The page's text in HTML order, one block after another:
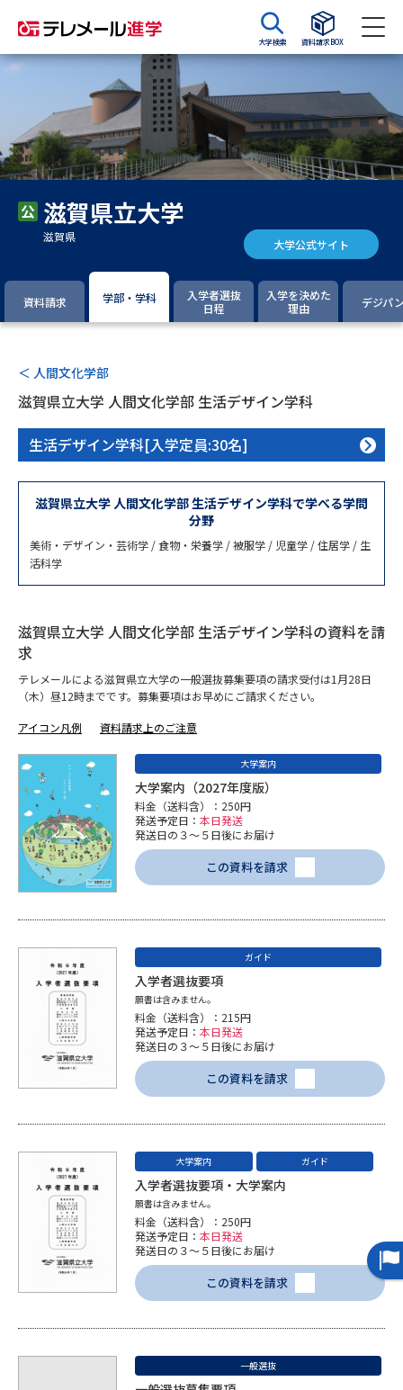
大学検索 資料請求BOX
資料請求 資料検索
大学・短大の資料種類から請求
大学パンフ
大学入学共通テスト利用選抜の
過去問題集
専門学校の資料請求 大学院の資料請求
留学・進学関連、塾・予備校
大学入学共通テスト「受験案
内」の請求
大学入学共通テスト「受験上の
配慮案内」の請求
高等学校卒業程度認定試験
幼稚園教員資格認定試験 小学校教員資格認定試験
大学研究 大学検索
新増設大学・学部・学科特集
国際・グローバルに強い大学特
集
データサイエンス特集 奨学金・特待生制度特集
デジタルパンフレット
（高3生用）
（高2生用）
SELFBRAND特集ページ
オープンキャンパスなどを調べる
オープンキャンパス検索 実施プログラムから探す
受験準備
志望校・出願校を調べる
併願校選び 受験スケジュールを立てよう
先輩が入学を決めた理由 テレメール全国一斉進学調査
滋賀県立大学
滋賀県 大学公式サイト
資料請求 学部・学科
入学者選抜
日程
入学を決めた
理由
デジパ
＜ 人間文化学部
滋賀県立大学 人間文化学部 生活デザイン学科
生活デザイン学科[入学定員:30名]
滋賀県立大学 人間文化学部 生活デザイン学科で学べる学問
分野
美術・デザイン・芸術学 / 食物・栄養学 / 被服学 / 児童学 / 住居学 / 生
活科学
滋賀県立大学 人間文化学部 生活デザイン学科の資料を請
求
テレメールによる滋賀県立大学の一般選抜募集要項の請求受付は1月28日
（木）昼12時までです。募集要項はお早めにご請求ください。
アイコン凡例 資料請求上のご注意
大学案内
大学案内（2027年度版）
料金（送料含）：250円
発送予定日： 本日発送
発送日の３～５日後にお届け
この資料を請求
ガイド
入学者選抜要項
願書は含みません。
料金（送料含）：215円
発送予定日： 本日発送
発送日の３～５日後にお届け
この資料を請求
大学案内 ガイド
入学者選抜要項・大学案内
願書は含みません。
料金（送料含）：250円
発送予定日： 本日発送
発送日の３～５日後にお届け
この資料を請求
一般選抜